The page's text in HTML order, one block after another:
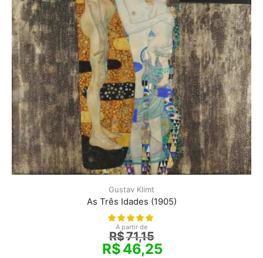
Gustav Klimt
As Três Idades (1905)
A partir de
R$71,15
R$46,25